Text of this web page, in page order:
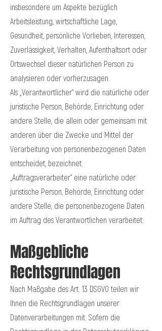
insbesondere um Aspekte bezüglich
Arbeitsleistung, wirtschaftliche Lage,
Gesundheit, persönliche Vorlieben, Interessen,
Zuverlässigkeit, Verhalten, Aufenthaltsort oder
Ortswechsel dieser natürlichen Person zu
analysieren oder vorherzusagen.
Als „Verantwortlicher“ wird die natürliche oder
juristische Person, Behörde, Einrichtung oder
andere Stelle, die allein oder gemeinsam mit
anderen über die Zwecke und Mittel der
Verarbeitung von personenbezogenen Daten
entscheidet, bezeichnet.
„Auftragsverarbeiter“ eine natürliche oder
juristische Person, Behörde, Einrichtung oder
andere Stelle, die personenbezogene Daten
im Auftrag des Verantwortlichen verarbeitet.
Maßgebliche
Rechtsgrundlagen
Nach Maßgabe des Art. 13 DSGVO teilen wir
Ihnen die Rechtsgrundlagen unserer
Datenverarbeitungen mit. Sofern die